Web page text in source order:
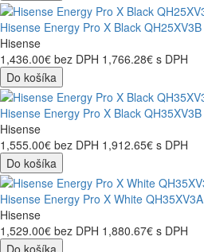
Hisense Energy Pro X Black QH25XV3B
Hisense
1,436.00€ bez DPH 1,766.28€ s DPH
Do košíka
Hisense Energy Pro X Black QH35XV3B
Hisense
1,555.00€ bez DPH 1,912.65€ s DPH
Do košíka
Hisense Energy Pro X White QH35XV3A
Hisense
1,529.00€ bez DPH 1,880.67€ s DPH